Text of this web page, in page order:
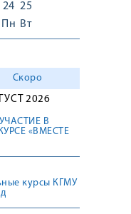
24
Пн
25
Вт
Скоро
2026
В
«ВМЕСТЕ
курсы КГМУ